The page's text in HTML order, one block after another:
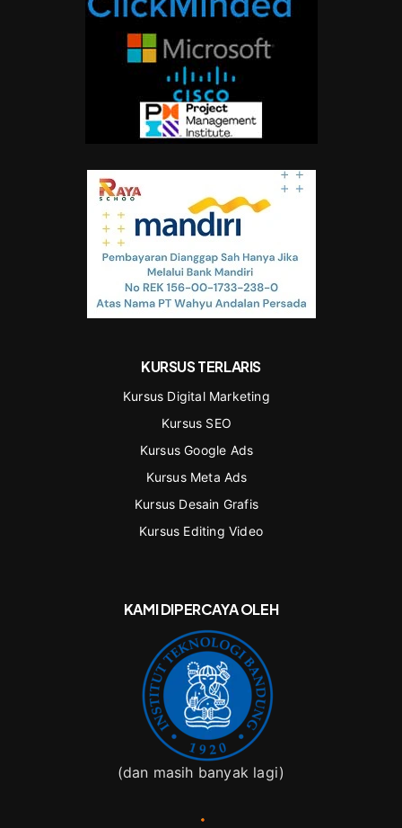
KURSUS TERLARIS
Kursus Digital Marketing
Kursus SEO
Kursus Google Ads
Kursus Meta Ads
Kursus Desain Grafis
Kursus Editing Video
KAMI DIPERCAYA OLEH
(dan masih banyak lagi)